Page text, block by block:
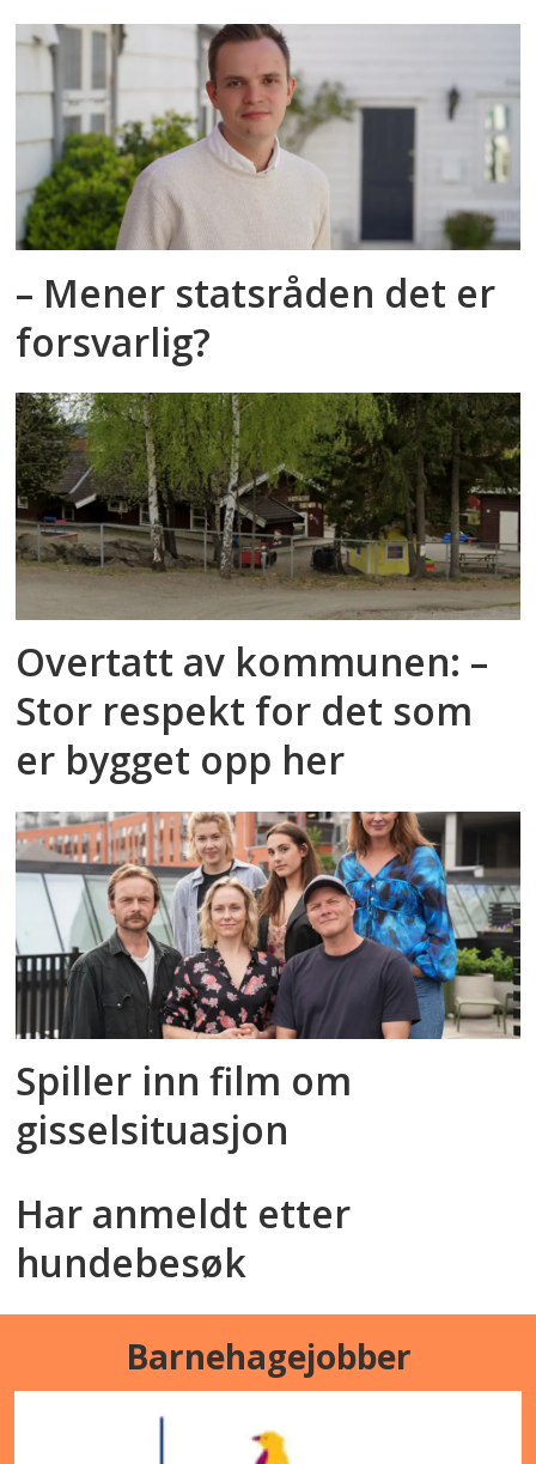
– Mener statsråden det er
forsvarlig?
Overtatt av kommunen: –
Stor respekt for det som
er bygget opp her
Spiller inn film om
gisselsituasjon
Har anmeldt etter
hundebesøk
Barnehagejobber